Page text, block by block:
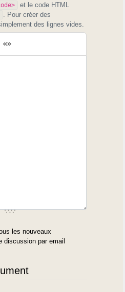
et le code HTML
. Pour créer des
des lignes vides.
les nouveaux
discussion par email